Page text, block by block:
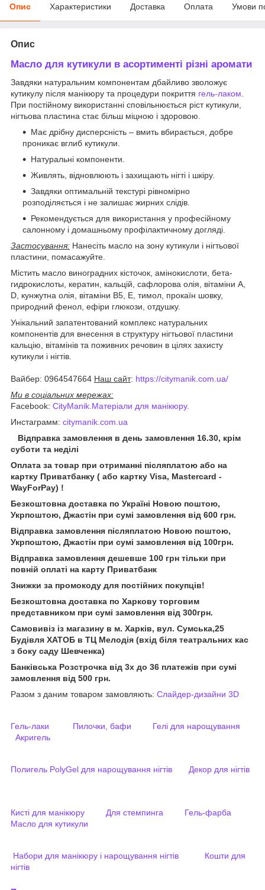
Опис Характеристики Доставка Оплата Умови
Опис
Масло для кутикули в асортименті різні аромати
Завдяки натуральним компонентам дбайливо зволожує
кутикулу після манікюру та процедури покриття гель-лаком
При постійному використанні сповільнюється ріст кутикули,
нігтьова пластина стає більш міцною і здоровою.
Має дрібну дисперсність – вмить вбирається, добре
проникає вглиб кутикули.
Натуральні компоненти.
Живлять, відновлюють і захищають нігті і шкіру.
Завдяки оптимальній текстурі рівномірно
розподіляється і не залишає жирних слідів.
Рекомендується для використання у професійному
салонному і домашньому профілактичному догляді.
Застосування: Нанесіть масло на зону кутикули і нігтьової
пластини, помасажуйте.
Містить масло виноградних кісточок, амінокислоти, бета-
гидрокислоты, кератин, кальцій, сафлорова олія, вітаміни А,
D, кунжутна олія, вітаміни В5, Е, тимол, прокаїн шовку,
природний фенол, ефіри глюкози, отдушку.
Унікальний запатентований комплекс натуральних
компонентів для внесення в структуру нігтьової пластини
кальцію, вітамінів та поживних речовин в цілях захисту
кутикули і нігтів.
Вайбер: 0964547664 Наш сайт: https://citymanik.com.ua/
Ми в соціальних мережах:
Facebook: CityManik.Матеріали для манікюру.
Инстаграмм: citymanik.com.ua
Відправка замовлення в день замовлення 16.30, крім
суботи та неділі
Оплата за товар при отриманні післяплатою або на
картку Приватбанку ( або картку Visa, Mastercard -
WayForPay) !
Безкоштовна доставка по Україні Новою поштою,
Укрпоштою, Джастін при сумі замовлення від 600 грн.
Відправка замовлення післяплатою Новою поштою,
Укрпоштою, Джастін при сумі замовлення від 100грн.
Відправка замовлення дешевше 100 грн тільки при
повній оплаті на карту Приватбанк
Знижки за промокоду для постійних покупців!
Безкоштовна доставка по Харкову торговим
представником при сумі замовлення від 300грн.
Самовивіз із магазину в м. Харків, вул. Сумська,25
Будівля ХАТОБ в ТЦ Мелодія (вхід біля театральних кас
з боку саду Шевченка)
Банківська Розстрочка від 3х до 36 платежів при сумі
замовлення від 500 грн.
Разом з даним товаром замовляють: Слайдер-дизайни 3D
Гель-лаки Пилочки, бафи
Гелі для нарощування
Акригель
Полигель PolyGel для нарощування нігтів Декор для нігтів
Кисті для манікюру Для стемпинга
Гель-фарба
Масло для кутикули
Набори для манікюру і нарощування нігтів
Кошти для
нігтів